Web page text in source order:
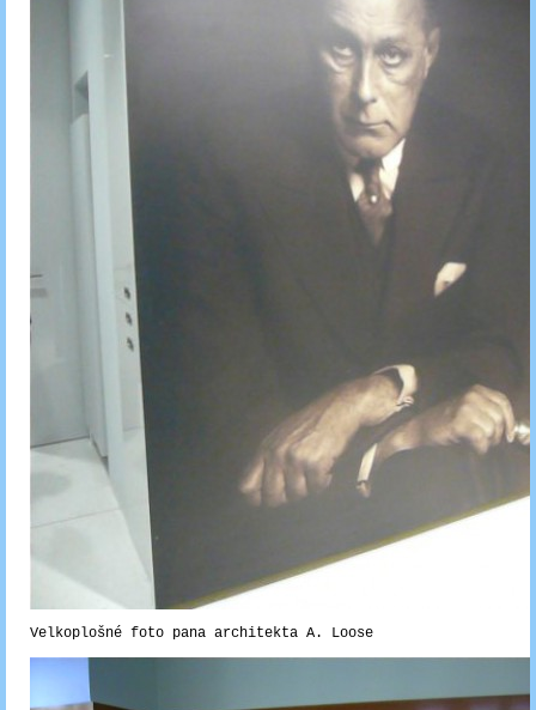
Velkoplošné foto pana architekta A. Loose